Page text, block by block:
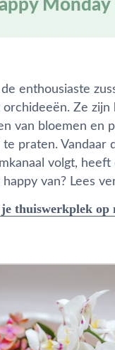
enthousiaste
orchideeën. Ze
van bloemen en
te praten.
volgt,
happy van? Lees
thuiswerkplek op